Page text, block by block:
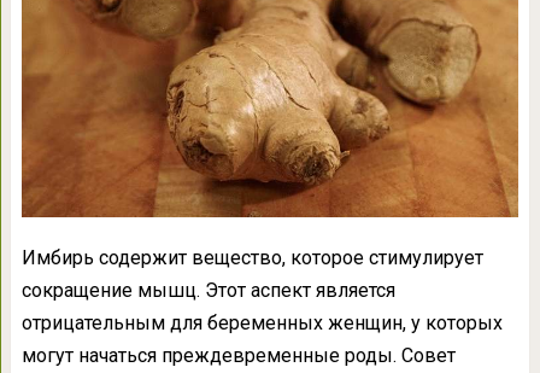
Имбирь содержит вещество, которое стимулирует
сокращение мышц. Этот аспект является
отрицательным для беременных женщин, у которых
могут начаться преждевременные роды. Совет